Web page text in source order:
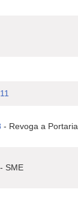
- Revoga a Portaria.
SME